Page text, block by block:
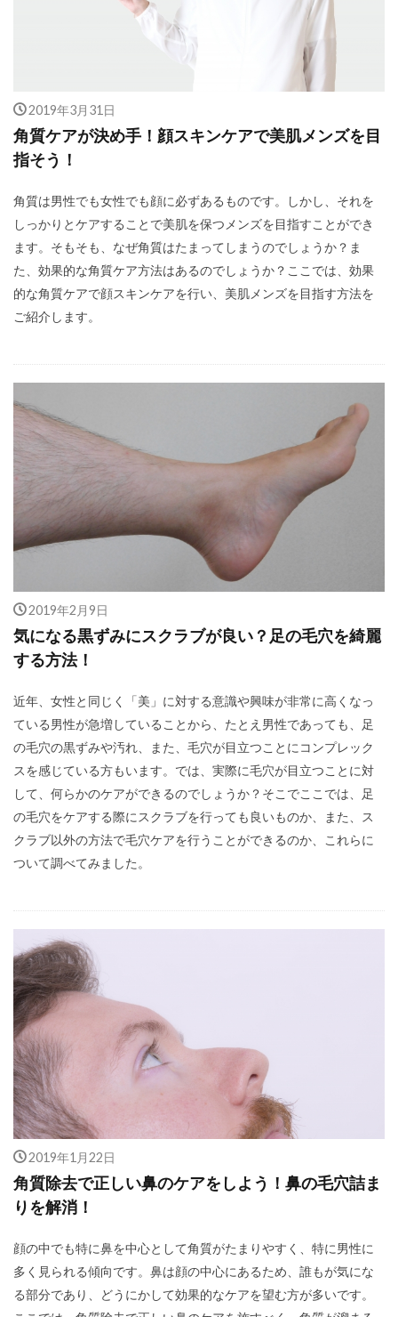
2019年3月31日
角質ケアが決め手！顔スキンケアで美肌メンズを目
指そう！
角質は男性でも女性でも顔に必ずあるものです。しかし、それを
しっかりとケアすることで美肌を保つメンズを目指すことができ
ます。そもそも、なぜ角質はたまってしまうのでしょうか？ま
た、効果的な角質ケア方法はあるのでしょうか？ここでは、効果
的な角質ケアで顔スキンケアを行い、美肌メンズを目指す方法を
ご紹介します。
2019年2月9日
気になる黒ずみにスクラブが良い？足の毛穴を綺麗
する方法！
近年、女性と同じく「美」に対する意識や興味が非常に高くなっ
ている男性が急増していることから、たとえ男性であっても、足
の毛穴の黒ずみや汚れ、また、毛穴が目立つことにコンプレック
スを感じている方もいます。では、実際に毛穴が目立つことに対
して、何らかのケアができるのでしょうか？そこでここでは、足
の毛穴をケアする際にスクラブを行っても良いものか、また、ス
クラブ以外の方法で毛穴ケアを行うことができるのか、これらに
ついて調べてみました。
2019年1月22日
角質除去で正しい鼻のケアをしよう！鼻の毛穴詰ま
りを解消！
顔の中でも特に鼻を中心として角質がたまりやすく、特に男性に
多く見られる傾向です。鼻は顔の中心にあるため、誰もが気にな
る部分であり、どうにかして効果的なケアを望む方が多いです。